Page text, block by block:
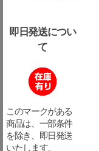
即日発送につい
て
このマークがある
商品は、一部条件
を除き、即日発送
いたします。